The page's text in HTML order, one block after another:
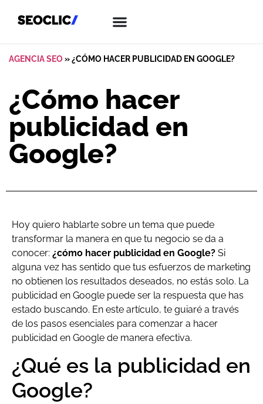
AGENCIA SEO»¿CÓMO HACER PUBLICIDAD EN GOOGLE?
¿Cómo hacer
publicidad en
Google?
Hoy quiero hablarte sobre un tema que puede
transformar la manera en que tu negocio se da a
conocer: ¿cómo hacer publicidad en Google? Si
alguna vez has sentido que tus esfuerzos de marketing
no obtienen los resultados deseados, no estás solo. La
publicidad en Google puede ser la respuesta que has
estado buscando. En este artículo, te guiaré a través
de los pasos esenciales para comenzar a hacer
publicidad en Google de manera efectiva.
¿Qué es la publicidad en
Google?